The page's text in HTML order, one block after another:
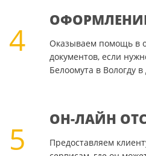
4
Оказываем помощь в
документов, если
Белоомута в Вологду в
5
ОН-ЛАЙН
Предоставляем